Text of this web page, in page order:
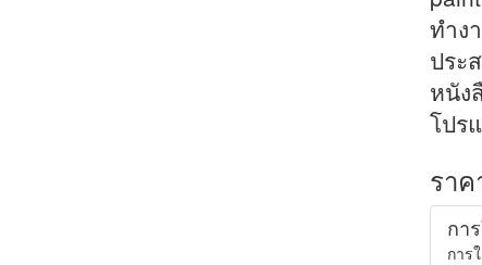
ทำง
ประ
หนัง
โปร
รา
กา
การ